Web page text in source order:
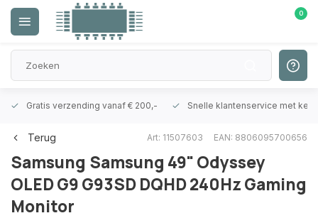
0
Gratis verzending vanaf € 200,- Snelle klantenservice met
Terug Art: 11507603 EAN: 8806095700656
Samsung Samsung 49" Odyssey
OLED G9 G93SD DQHD 240Hz Gaming
Monitor